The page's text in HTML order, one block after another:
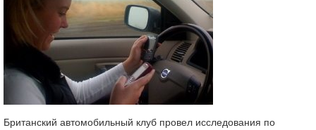
Британский автомобильный клуб провел исследования по